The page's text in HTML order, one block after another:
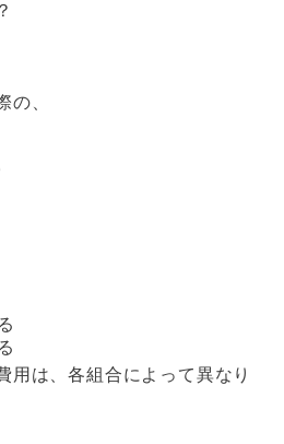
の、
は、各組合によって異なり